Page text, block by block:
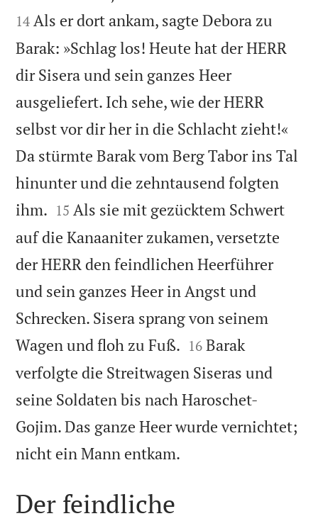
14 Als er dort ankam, sagte Debora zu
Barak: »Schlag los! Heute hat der HERR
dir Sisera und sein ganzes Heer
ausgeliefert. Ich sehe, wie der HERR
selbst vor dir her in die Schlacht zieht!«
Da stürmte Barak vom Berg Tabor ins Tal
hinunter und die zehntausend folgten
ihm. 

15 Als sie mit gezücktem Schwert
auf die Kanaaniter zukamen, versetzte
der HERR den feindlichen Heerführer
und sein ganzes Heer in Angst und
Schrecken. Sisera sprang von seinem
Wagen und floh zu Fuß. 

16 Barak
verfolgte die Streitwagen Siseras und
seine Soldaten bis nach Haroschet-
Gojim. Das ganze Heer wurde vernichtet;
nicht ein Mann entkam.
Der feindliche